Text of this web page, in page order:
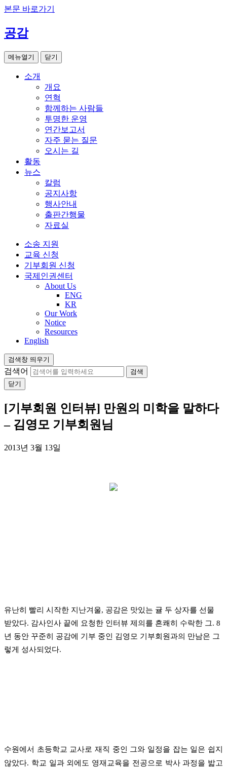
본문 바로가기
공감
메뉴열기 닫기
소개
개요
연혁
함께하는 사람들
투명한 운영
연간보고서
자주 묻는 질문
오시는 길
활동
뉴스
칼럼
공지사항
행사안내
출판간행물
자료실
소송 지원
교육 신청
기부회원 신청
국제인권센터
About Us
ENG
KR
Our Work
Notice
Resources
English
검색창 띄우기
검색어
닫기
[기부회원 인터뷰] 만원의 미학을 말하다
– 김영모 기부회원님
2013년 3월 13일
유난히 빨리 시작한 지난겨울, 공감은 맛있는 귤 두 상자를 선물
받았다. 감사인사 끝에 요청한 인터뷰 제의를 흔쾌히 수락한 그. 8
년 동안 꾸준히 공감에 기부 중인 김영모 기부회원과의 만남은 그
렇게 성사되었다.
수원에서 초등학교 교사로 재직 중인 그와 일정을 잡는 일은 쉽지
않았다. 학교 일과 외에도 영재교육을 전공으로 박사 과정을 밟고